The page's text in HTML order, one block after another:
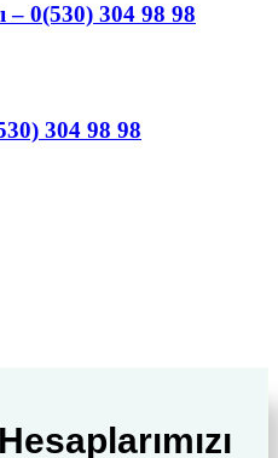
– 0(530) 304 98 98
304 98 98